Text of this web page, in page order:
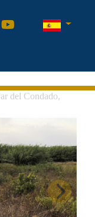
del Condado,